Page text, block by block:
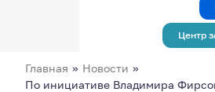
Центр
Главная » Новости »
По инициативе Владимира